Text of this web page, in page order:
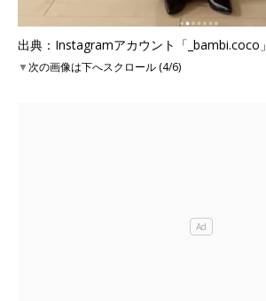
出典：Instagramアカウント「_bambi.coco」
▼次の画像は下へスクロール (4/6)